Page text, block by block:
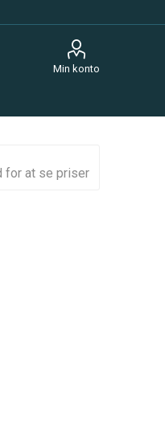
Min konto
for at se priser